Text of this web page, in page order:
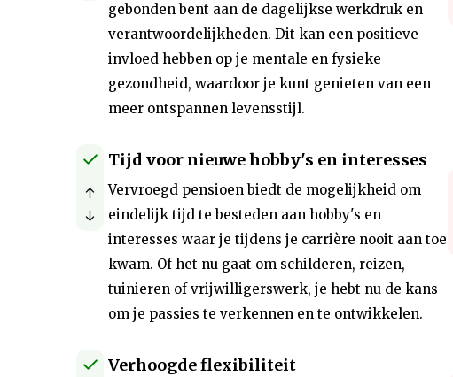
gebonden bent aan de dagelijkse werkdruk en
verantwoordelijkheden. Dit kan een positieve
invloed hebben op je mentale en fysieke
gezondheid, waardoor je kunt genieten van een
meer ontspannen levensstijl.
Tijd voor nieuwe hobby's en interesses
Vervroegd pensioen biedt de mogelijkheid om
eindelijk tijd te besteden aan hobby's en
interesses waar je tijdens je carrière nooit aan toe
kwam. Of het nu gaat om schilderen, reizen,
tuinieren of vrijwilligerswerk, je hebt nu de kans
om je passies te verkennen en te ontwikkelen.
Verhoogde flexibiliteit